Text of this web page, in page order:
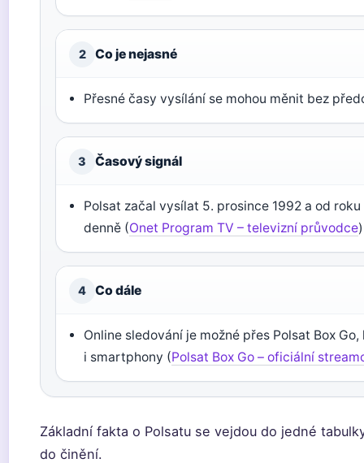
2 Co je nejasné
Přesné časy vysílání se mohou měnit bez
3 Časový signál
Polsat začal vysílat 5. prosince 1992 a od
denně (Onet Program TV – televizní průvodce)
4 Co dále
Online sledování je možné přes Polsat Box
i smartphony (Polsat Box Go – oficiální
Základní fakta o Polsatu se vejdou do jedné
do činění.